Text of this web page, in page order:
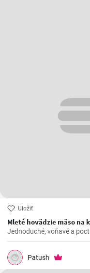
Uložiť
Mleté hovädzie mäso na
Jednoduché, voňavé a
Patush